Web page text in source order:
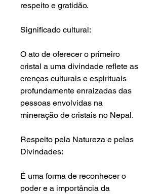
respeito e gratidão.
Significado cultural:
O ato de oferecer o primeiro
cristal a uma divindade reflete as
crenças culturais e espirituais
profundamente enraizadas das
pessoas envolvidas na
mineração de cristais no Nepal.
Respeito pela Natureza e pelas
Divindades:
É uma forma de reconhecer o
poder e a importância da